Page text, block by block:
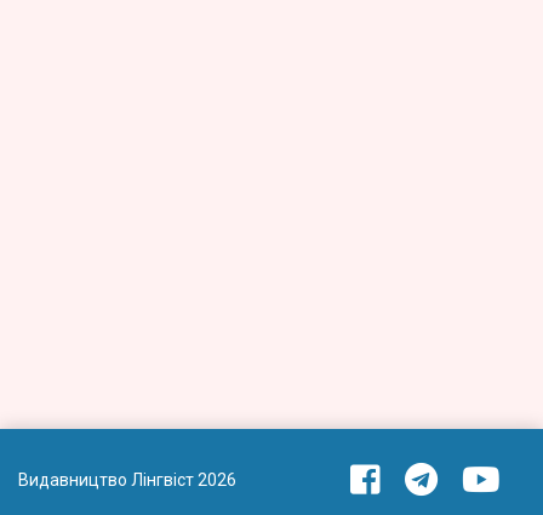
Видавництво Лінгвіст 2026